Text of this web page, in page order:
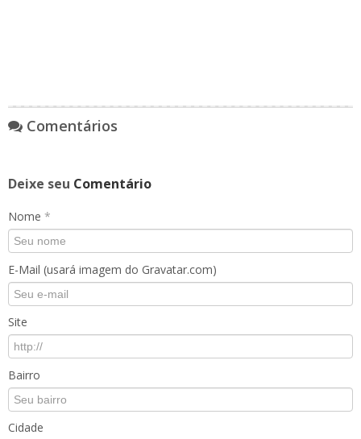
Comentários
Deixe seu Comentário
Nome *
E-Mail (usará imagem do Gravatar.com)
Site
Bairro
Cidade